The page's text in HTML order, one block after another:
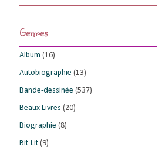
Genres
Album (16)
Autobiographie (13)
Bande-dessinée (537)
Beaux Livres (20)
Biographie (8)
Bit-Lit (9)